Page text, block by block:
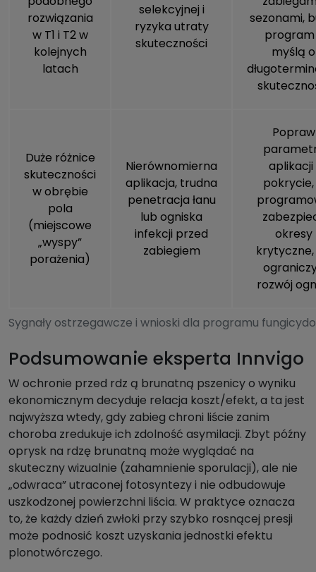
Sygnały ostrzegawcze i wnioski dla programu
rozwiązania
w T1 i T2 w
kolejnych
latach
selekcyjnej i
ryzyka utraty
skuteczności
sezonami,
program
myślą o
Duże różnice
skuteczności
w obrębie
pola
(miejscowe
„wyspy”
porażenia)
Nierównomierna
aplikacja, trudna
penetracja łanu
lub ogniska
infekcji przed
zabiegiem
Popraw
aplikacji
okresy
rozwój
Podsumowanie eksperta Innvigo
W ochronie przed rdz ą brunatną pszenicy o wyniku
ekonomicznym decyduje relacja koszt/efekt, a ta jest
najwyższa wtedy, gdy zabieg chroni liście zanim
choroba zredukuje ich zdolność asymilacji. Zbyt późny
oprysk na rdzę brunatną może wyglądać na
skuteczny wizualnie (zahamnienie sporulacji), ale nie
„odwraca” utraconej fotosyntezy i nie odbudowuje
uszkodzonej powierzchni liścia. W praktyce oznacza
to, że każdy dzień zwłoki przy szybko rosnącej presji
może podnosić koszt uzyskania jednostki efektu
plonotwórczego.